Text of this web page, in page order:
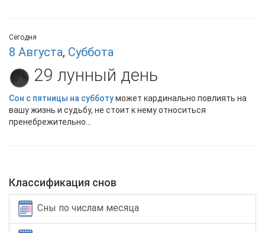
Сегодня
8 Августа, Суббота
29 лунный день
Сон с пятницы на субботуможет кардинально повлиять на
вашу жизнь и судьбу, не стоит к нему относиться
пренебрежительно...
Классификация снов
Сны по числам месяца